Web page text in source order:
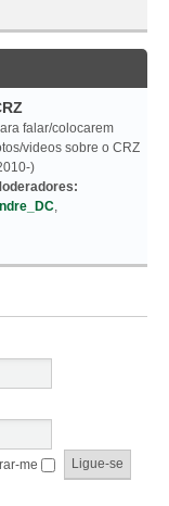
falar/colocarem
videos sobre o CRZ
)
,
me